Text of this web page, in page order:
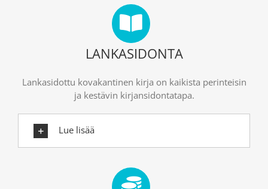
LANKASIDONTA
Lankasidottu kovakantinen kirja on kaikista perinteisin
ja kestävin kirjansidontatapa.
Lue lisää